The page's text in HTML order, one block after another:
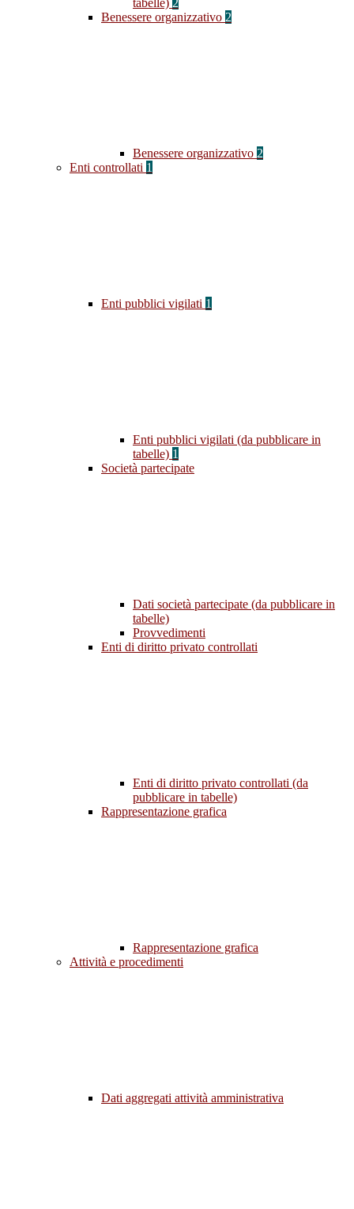
tabelle) 2
Benessere organizzativo 2
Benessere organizzativo 2
Enti controllati 1
Enti pubblici vigilati 1
Enti pubblici vigilati (da pubblicare in
tabelle) 1
Società partecipate
Dati società partecipate (da pubblicare in
tabelle)
Provvedimenti
Enti di diritto privato controllati
Enti di diritto privato controllati (da
pubblicare in tabelle)
Rappresentazione grafica
Rappresentazione grafica
Attività e procedimenti
Dati aggregati attività amministrativa